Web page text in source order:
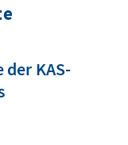
KAS-